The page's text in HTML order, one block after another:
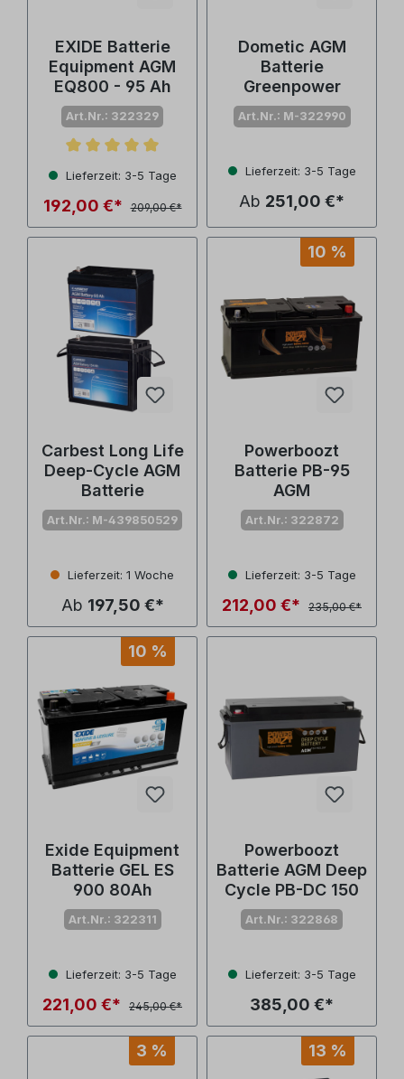
EXIDE Batterie
Equipment AGM
EQ800 - 95 Ah
Art.Nr.: 322329
Durchschnittliche Bewertung von 5 von 5 Sternen
Lieferzeit: 3-5 Tage
192,00 €* 209,00 €*
Dometic AGM
Batterie
Greenpower
Art.Nr.: M-322990
Lieferzeit: 3-5 Tage
Ab 251,00 €*
Carbest Long Life
Deep-Cycle AGM
Batterie
Art.Nr.: M-439850529
Lieferzeit: 1 Woche
Ab 197,50 €*
10 %
Powerboozt
Batterie PB-95
AGM
Art.Nr.: 322872
Lieferzeit: 3-5 Tage
212,00 €* 235,00 €*
10 %
Exide Equipment
Batterie GEL ES
900 80Ah
Art.Nr.: 322311
Lieferzeit: 3-5 Tage
221,00 €* 245,00 €*
Powerboozt
Batterie AGM Deep
Cycle PB-DC 150
Art.Nr.: 322868
Lieferzeit: 3-5 Tage
385,00 €*
3 % 13 %